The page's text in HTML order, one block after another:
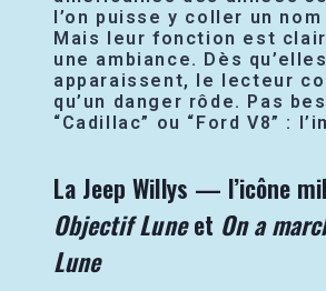
l’on puisse y coller un nom
Mais leur fonction est
une ambiance. Dès qu’elles
apparaissent, le lecteur
qu’un danger rôde. Pas
“Cadillac” ou “Ford V8” :
La Jeep Willys — l’icône
Objectif Luneet On a
Lune